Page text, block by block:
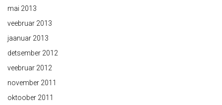
mai 2013
veebruar 2013
jaanuar 2013
detsember 2012
veebruar 2012
november 2011
oktoober 2011